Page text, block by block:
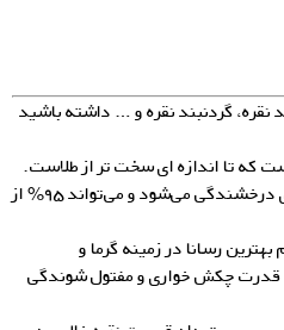
نقره، گردنبند نقره و … داشته باشید
که تا اندازه ای سخت تر از طلاست.
زمانیکه این فلز پرداخت شود، دارای درخشندگی می‌شود و می‌تواند ۹۵% از
رسانا در زمینه گرما و
قدرت چکش خواری و مفتول شوندگی